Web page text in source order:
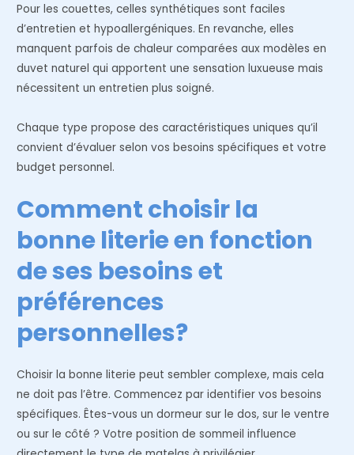
Pour les couettes, celles synthétiques sont faciles
d’entretien et hypoallergéniques. En revanche, elles
manquent parfois de chaleur comparées aux modèles en
duvet naturel qui apportent une sensation luxueuse mais
nécessitent un entretien plus soigné.
Chaque type propose des caractéristiques uniques qu’il
convient d’évaluer selon vos besoins spécifiques et votre
budget personnel.
Comment choisir la
bonne literie en fonction
de ses besoins et
préférences
personnelles?
Choisir la bonne literie peut sembler complexe, mais cela
ne doit pas l’être. Commencez par identifier vos besoins
spécifiques. Êtes-vous un dormeur sur le dos, sur le ventre
ou sur le côté ? Votre position de sommeil influence